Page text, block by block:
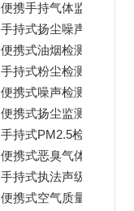
便携手持气体监测仪
手持式扬尘噪声监测仪
便携式油烟检测仪
手持式粉尘检测仪
便携式噪声检测仪
便携式扬尘监测仪
手持式PM2.5检测仪
便携式恶臭气体检测仪
手持式执法声级计
便携式空气质量监测仪